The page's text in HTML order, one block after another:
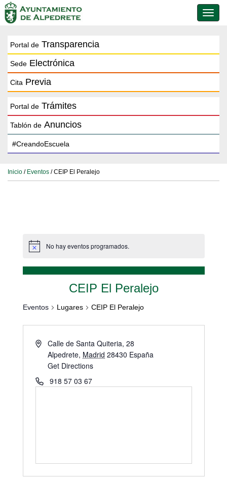
de
Portal de Transparencia
Sede Electrónica
Cita Previa
Portal de Trámites
Tablón de Anuncios
Inicio / Eventos / CEIP El Peralejo
No hay eventos programados.
CEIP El Peralejo
Eventos Lugares CEIP El Peralejo
Calle de Santa Quiteria, 28
Alpedrete, Madrid 28430 España
Get Directions
918 57 03 67